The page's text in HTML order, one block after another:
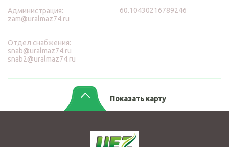
Администрация:
zam@uralmaz74.ru
Отдел снабжения:
snab@uralmaz74.ru
snab2@uralmaz74.ru
60.10430216789246
Показать карту